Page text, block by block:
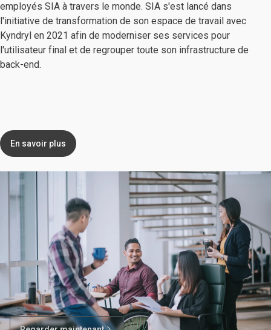
employés SIA à travers le monde. SIA s'est lancé dans
l'initiative de transformation de son espace de travail avec
Kyndryl en 2021 afin de moderniser ses services pour
l'utilisateur final et de regrouper toute son infrastructure de
back-end.
En savoir plus